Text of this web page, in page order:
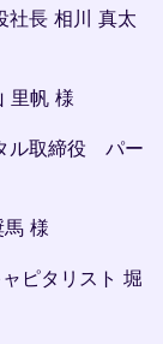
長 相川 真太
里帆 様
ル取締役 パー
様
ピタリスト 堀